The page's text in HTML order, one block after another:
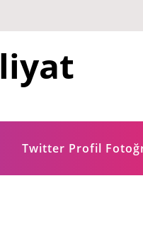
Twitter Profil